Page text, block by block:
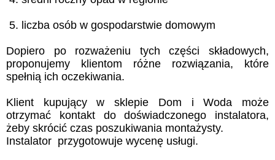
5. liczba osób w gospodarstwie domowym
Dopiero po rozważeniu tych części składowych,
proponujemy klientom różne rozwiązania, które
spełnią ich oczekiwania.
Klient kupujący w sklepie Dom i Woda może
otrzymać kontakt do doświadczonego instalatora,
żeby skrócić czas poszukiwania montażysty.
Instalator przygotowuje wycenę usługi.